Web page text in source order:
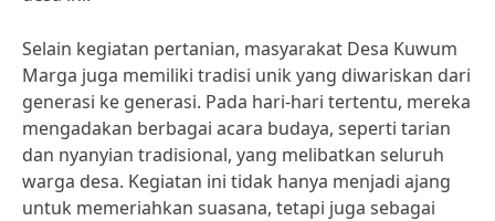
Selain kegiatan pertanian, masyarakat Desa Kuwum
Marga juga memiliki tradisi unik yang diwariskan dari
generasi ke generasi. Pada hari-hari tertentu, mereka
mengadakan berbagai acara budaya, seperti tarian
dan nyanyian tradisional, yang melibatkan seluruh
warga desa. Kegiatan ini tidak hanya menjadi ajang
untuk memeriahkan suasana, tetapi juga sebagai